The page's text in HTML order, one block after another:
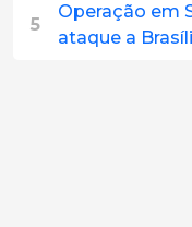
5
Operação em
ataque a